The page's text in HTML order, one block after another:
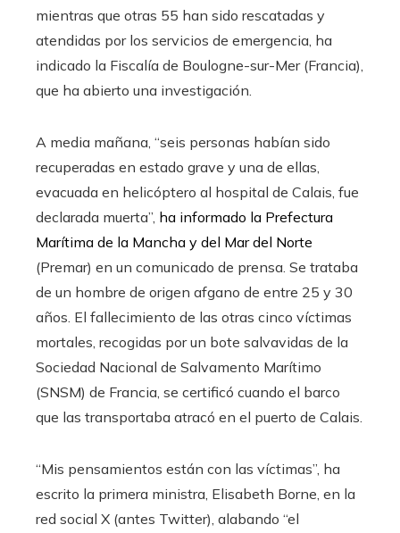
mientras que otras 55 han sido rescatadas y
atendidas por los servicios de emergencia, ha
indicado la Fiscalía de Boulogne-sur-Mer (Francia),
que ha abierto una investigación.
A media mañana, “seis personas habían sido
recuperadas en estado grave y una de ellas,
evacuada en helicóptero al hospital de Calais, fue
declarada muerta”, ha informado la Prefectura
Marítima de la Mancha y del Mar del Norte
(Premar) en un comunicado de prensa. Se trataba
de un hombre de origen afgano de entre 25 y 30
años. El fallecimiento de las otras cinco víctimas
mortales, recogidas por un bote salvavidas de la
Sociedad Nacional de Salvamento Marítimo
(SNSM) de Francia, se certificó cuando el barco
que las transportaba atracó en el puerto de Calais.
“Mis pensamientos están con las víctimas”, ha
escrito la primera ministra, Elisabeth Borne, en la
red social X (antes Twitter), alabando “el